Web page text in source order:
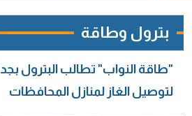
بترول وطاقة
"طاقة النواب" تطالب البترول
لتوصيل الغاز لمنازل المحافظات